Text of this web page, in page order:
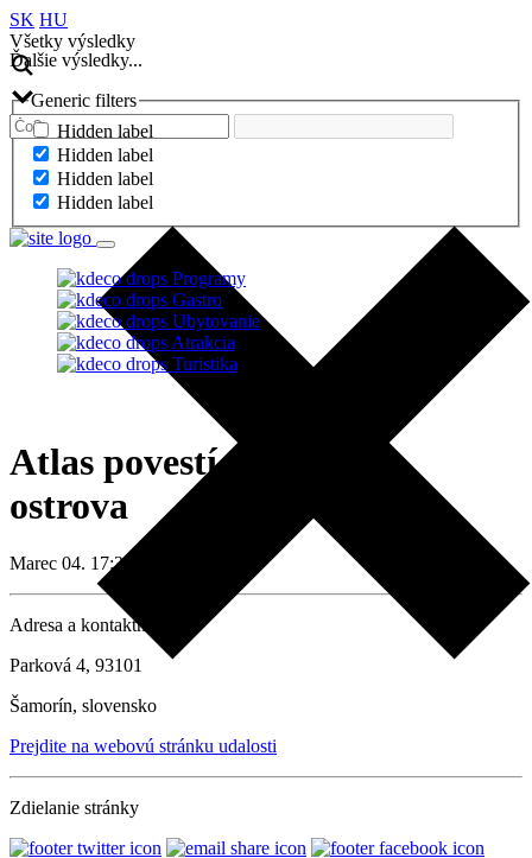
SK HU
Všetky výsledky
Ďalšie výsledky...
Generic filters
Hidden label
Hidden label
Hidden label
Hidden label
Programy
Gastro
Ubytovanie
Atrakcia
Turistika
Atlas povestí zo Žitného
ostrova
Marec 04. 17:30
Adresa a kontaktné údaje
Parková 4, 93101
Šamorín, slovensko
Prejdite na webovú stránku udalosti
Zdielanie stránky